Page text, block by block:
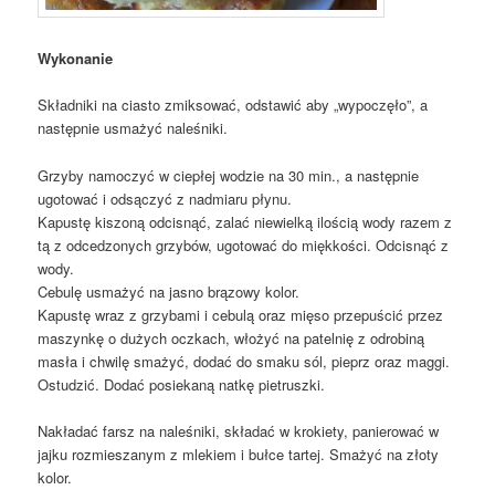
Wykonanie
Składniki na ciasto zmiksować, odstawić aby „wypoczęło”, a
następnie usmażyć naleśniki.
Grzyby namoczyć w ciepłej wodzie na 30 min., a następnie
ugotować i odsączyć z nadmiaru płynu.
Kapustę kiszoną odcisnąć, zalać niewielką ilością wody razem z
tą z odcedzonych grzybów, ugotować do miękkości. Odcisnąć z
wody.
Cebulę usmażyć na jasno brązowy kolor.
Kapustę wraz z grzybami i cebulą oraz mięso przepuścić przez
maszynkę o dużych oczkach, włożyć na patelnię z odrobiną
masła i chwilę smażyć, dodać do smaku sól, pieprz oraz maggi.
Ostudzić. Dodać posiekaną natkę pietruszki.
Nakładać farsz na naleśniki, składać w krokiety, panierować w
jajku rozmieszanym z mlekiem i bułce tartej. Smażyć na złoty
kolor.